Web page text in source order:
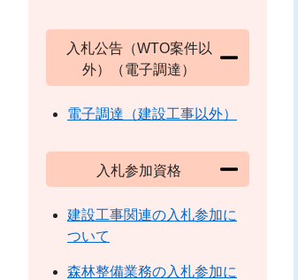
入札公告（WTO案件以
外）（電子調達）
電子調達（建設工事以外）
入札参加資格
建設工事関連の入札参加に
ついて
森林整備業務の入札参加に